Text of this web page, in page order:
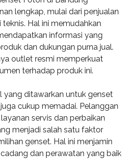
lengkap, mulai dari penjualan
Hal ini memudahkan
informasi yang
dan dukungan purna jual.
outlet resmi memperkuat
terhadap produk ini.
yang ditawarkan untuk genset
cukup memadai. Pelanggan
servis dan perbaikan
menjadi salah satu faktor
genset. Hal ini menjamin
dan perawatan yang baik